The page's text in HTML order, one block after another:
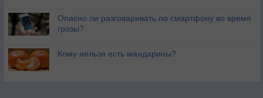
Опасно ли разговаривать по смартфону во время
грозы?
Кому нельзя есть мандарины?